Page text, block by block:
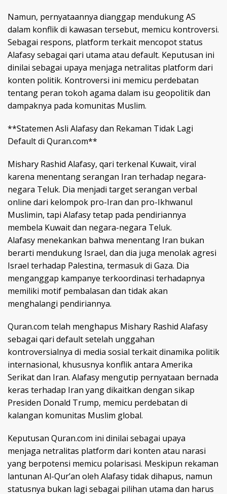
Namun, pernyataannya dianggap mendukung AS
dalam konflik di kawasan tersebut, memicu kontroversi.
Sebagai respons, platform terkait mencopot status
Alafasy sebagai qari utama atau default. Keputusan ini
dinilai sebagai upaya menjaga netralitas platform dari
konten politik. Kontroversi ini memicu perdebatan
tentang peran tokoh agama dalam isu geopolitik dan
dampaknya pada komunitas Muslim.
**Statemen Asli Alafasy dan Rekaman Tidak Lagi
Default di Quran.com**
Mishary Rashid Alafasy, qari terkenal Kuwait, viral
karena menentang serangan Iran terhadap negara-
negara Teluk. Dia menjadi target serangan verbal
online dari kelompok pro-Iran dan pro-Ikhwanul
Muslimin, tapi Alafasy tetap pada pendiriannya
membela Kuwait dan negara-negara Teluk.
Alafasy menekankan bahwa menentang Iran bukan
berarti mendukung Israel, dan dia juga menolak agresi
Israel terhadap Palestina, termasuk di Gaza. Dia
menganggap kampanye terkoordinasi terhadapnya
memiliki motif pembalasan dan tidak akan
menghalangi pendiriannya.
Quran.com telah menghapus Mishary Rashid Alafasy
sebagai qari default setelah unggahan
kontroversialnya di media sosial terkait dinamika politik
internasional, khususnya konflik antara Amerika
Serikat dan Iran. Alafasy mengutip pernyataan bernada
keras terhadap Iran yang dikaitkan dengan sikap
Presiden Donald Trump, memicu perdebatan di
kalangan komunitas Muslim global.
Keputusan Quran.com ini dinilai sebagai upaya
menjaga netralitas platform dari konten atau narasi
yang berpotensi memicu polarisasi. Meskipun rekaman
lantunan Al-Qur’an oleh Alafasy tidak dihapus, namun
statusnya bukan lagi sebagai pilihan utama dan harus